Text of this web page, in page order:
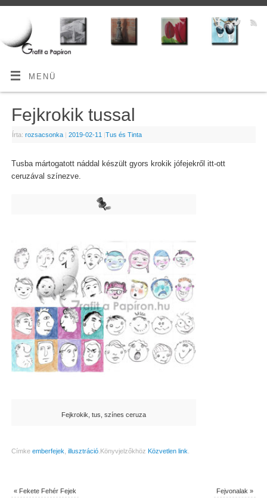
MENÜ
Fejkrokik tussal
Írta: rozsacsonka | 2019-02-11 |Tus és Tinta
Tusba mártogatott náddal készült gyors krokik jófejekről itt-ott
ceruzával színezve.
Fejkrokik, tus, színes ceruza
Címke emberfejek illusztráció. Könyvjelzőkhöz Közvetlen link
«Fekete Fehér Fejek Fejvonalak»